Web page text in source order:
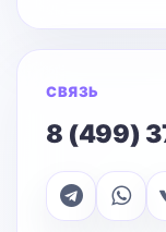
СВЯЗЬ
8 (499)